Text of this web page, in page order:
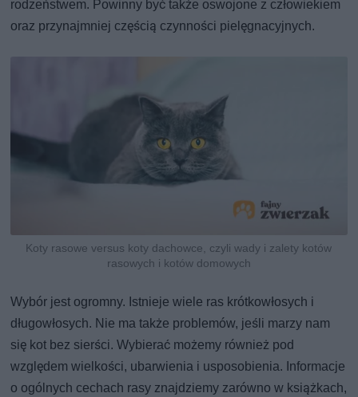
rodzeństwem. Powinny być także oswojone z człowiekiem
oraz przynajmniej częścią czynności pielęgnacyjnych.
Koty rasowe versus koty dachowce, czyli wady i zalety kotów
rasowych i kotów domowych
Wybór jest ogromny. Istnieje wiele ras krótkowłosych i
długowłosych. Nie ma także problemów, jeśli marzy nam
się kot bez sierści. Wybierać możemy również pod
względem wielkości, ubarwienia i usposobienia. Informacje
o ogólnych cechach rasy znajdziemy zarówno w książkach,